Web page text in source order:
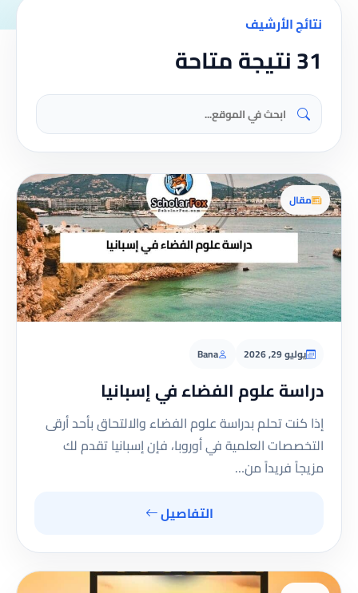
نتائج الأرشيف
31 نتيجة متاحة
مقال
يوليو 29, 2026 Bana
دراسة علوم الفضاء في إسبانيا
إذا كنت تحلم بدراسة علوم الفضاء والالتحاق بأحد أرقى
التخصصات العلمية في أوروبا، فإن إسبانيا تقدم لك
مزيجاً فريداً من…
التفاصيل